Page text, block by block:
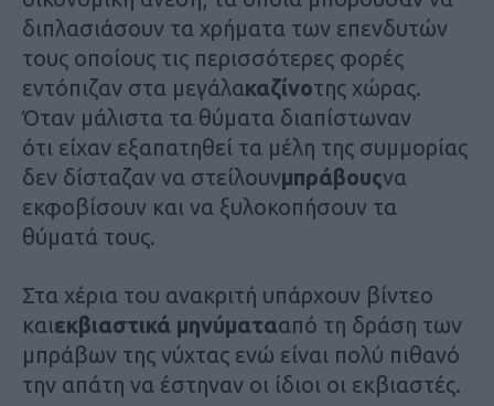
διπλασιάσουν τα χρήματα των επενδυτών
τους οποίους τις περισσότερες φορές
εντόπιζαν στα μεγάλακαζίνοτης χώρας.
Όταν μάλιστα τα θύματα διαπίστωναν
ότι είχαν εξαπατηθεί τα μέλη της συμμορίας
δεν δίσταζαν να στείλουνμπράβουςνα
εκφοβίσουν και να ξυλοκοπήσουν τα
θύματά τους.
Στα χέρια του ανακριτή υπάρχουν βίντεο
καιεκβιαστικά μηνύματααπό τη δράση των
μπράβων της νύχτας ενώ είναι πολύ πιθανό
την απάτη να έστηναν οι ίδιοι οι εκβιαστές.